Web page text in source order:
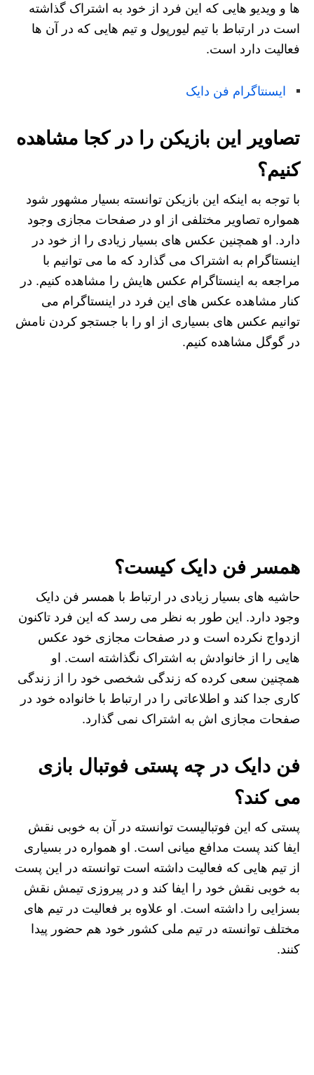
ها و ویدیو هایی که این فرد از خود به اشتراک گذاشته
است در ارتباط با تیم لیورپول و تیم هایی که در آن ها
فعالیت دارد است.
ایسنتاگرام فن دایک
تصاویر این بازیکن را در کجا مشاهده
کنیم؟
با توجه به اینکه این بازیکن توانسته بسیار مشهور شود
همواره تصاویر مختلفی از او در صفحات مجازی وجود
دارد. او همچنین عکس های بسیار زیادی را از خود در
اینستاگرام به اشتراک می‌ گذارد که ما می‌ توانیم با
مراجعه به اینستاگرام عکس هایش را مشاهده کنیم. در
کنار مشاهده عکس های این فرد در اینستاگرام می‌
توانیم عکس های بسیاری از او را با جستجو کردن نامش
در گوگل مشاهده کنیم.
همسر فن دایک کیست؟
حاشیه های بسیار زیادی در ارتباط با همسر فن دایک
وجود دارد. این طور به نظر می‌ رسد که این فرد تاکنون
ازدواج نکرده است و در صفحات مجازی خود عکس
هایی را از خانوادش به اشتراک نگذاشته است. او
همچنین سعی کرده که زندگی شخصی خود را از زندگی
کاری جدا کند و اطلاعاتی را در ارتباط با خانواده خود در
صفحات مجازی اش به اشتراک نمی گذارد.
فن دایک در چه پستی فوتبال بازی
می کند؟
پستی که این فوتبالیست توانسته در آن به خوبی نقش
ایفا کند پست مدافع میانی است. او همواره در بسیاری
از تیم هایی که فعالیت داشته است توانسته در این پست
به خوبی نقش خود را ایفا کند و در پیروزی تیمش نقش
بسزایی را داشته است. او علاوه بر فعالیت در تیم های
مختلف توانسته در تیم ملی کشور خود هم حضور پیدا
کنند.